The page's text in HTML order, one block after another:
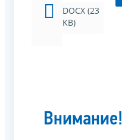
DOCX (23
KB)
Внимание!